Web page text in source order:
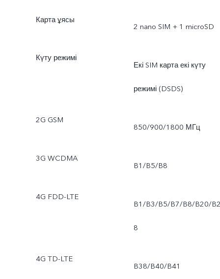
Карта ұясы
2 nano SIM + 1 microSD
Күту режимі
Екі SIM карта екі күту
режимі (DSDS)
2G GSM
850/900/1800 МГц
3G WCDMA
B1/B5/B8
4G FDD-LTE
B1/B3/B5/B7/B8/B20/
8
4G TD-LTE
B38/B40/B41